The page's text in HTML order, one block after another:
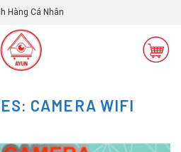
Hàng Cá Nhân
CAMERA WIFI